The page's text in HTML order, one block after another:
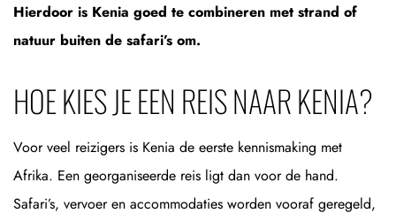
Hierdoor is Kenia goed te combineren met strand of
natuur buiten de safari’s om.
HOE KIES JE EEN REIS NAAR KENIA?
Voor veel reizigers is Kenia de eerste kennismaking met
Afrika. Een georganiseerde reis ligt dan voor de hand.
Safari’s, vervoer en accommodaties worden vooraf geregeld,